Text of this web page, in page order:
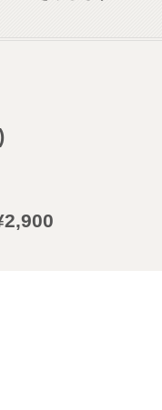
2,900